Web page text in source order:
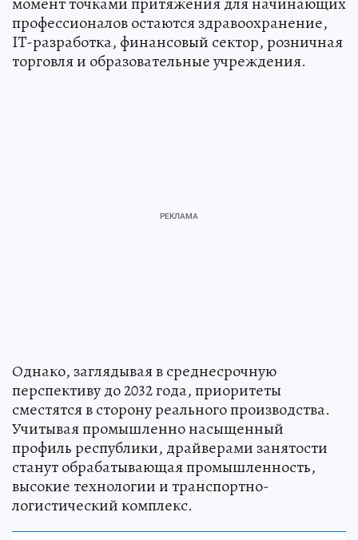
профессионалов остаются здравоохранение,
IT-разработка, финансовый сектор, розничная
торговля и образовательные учреждения.
Однако, заглядывая в среднесрочную
перспективу до 2032 года, приоритеты
сместятся в сторону реального производства.
Учитывая промышленно насыщенный
профиль республики, драйверами занятости
станут обрабатывающая промышленность,
высокие технологии и транспортно-
логистический комплекс.